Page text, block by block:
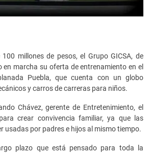
millones de pesos, el Grupo GICSA, de
en marcha su oferta de entrenamiento en el
Puebla, que cuenta con un globo
y carros de carreras para niños.
Chávez, gerente de Entretenimiento, el
crear convivencia familiar, ya que las
usadas por padres e hijos al mismo tiempo.
plazo que está pensado para toda la